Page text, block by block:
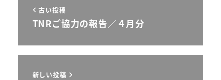
古い投稿
TNRご協力の報告／４月分
新しい投稿